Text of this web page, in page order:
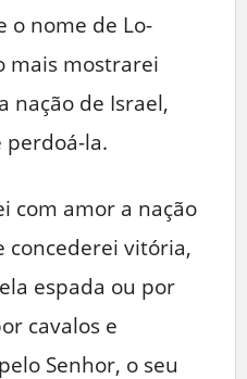
o nome de Lo-
mais mostrarei
nação de Israel,
perdoá-la.
com amor a nação
concederei vitória,
espada ou por
cavalos e
Senhor, o seu